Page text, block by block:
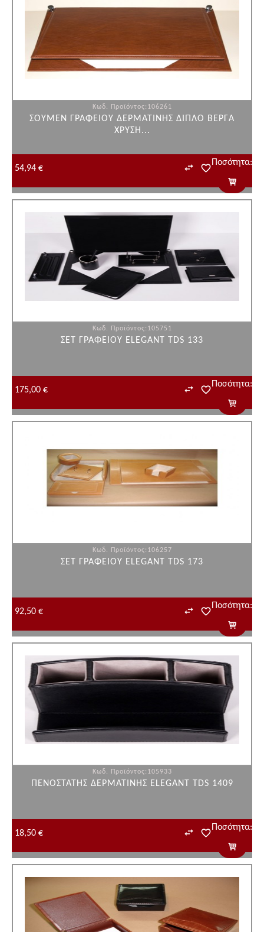
Κωδ. Προϊόντος:106261
ΣΟΥΜΕΝ ΓΡΑΦΕΙΟΥ ΔΕΡΜΑΤΙΝΗΣ ΔΙΠΛΟ ΒΕΡΓΑ
ΧΡΥΣΗ...
Ποσότητα:
54,94 €
Κωδ. Προϊόντος:105751
ΣΕΤ ΓΡΑΦΕΙΟΥ ELEGANT TDS 133
Ποσότητα:
175,00 €
Κωδ. Προϊόντος:106257
ΣΕΤ ΓΡΑΦΕΙΟΥ ELEGANT TDS 173
Ποσότητα:
92,50 €
Κωδ. Προϊόντος:105933
ΠΕΝΟΣΤΑΤΗΣ ΔΕΡΜΑΤΙΝΗΣ ELEGANT TDS 1409
Ποσότητα:
18,50 €